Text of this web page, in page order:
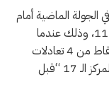
الماضية أمام
النصر وتوقف رصيده عند 14 نقطة في المركز الـ 11، وذلك عندما
يستقبل ضيفه الفيحاء الذي لم يحقق سوى 7 نقاط من 4 تعادلات
وفوز وحيد كان قبل 8 جولات ليحل الفريق في المركز الـ 17 “قبل